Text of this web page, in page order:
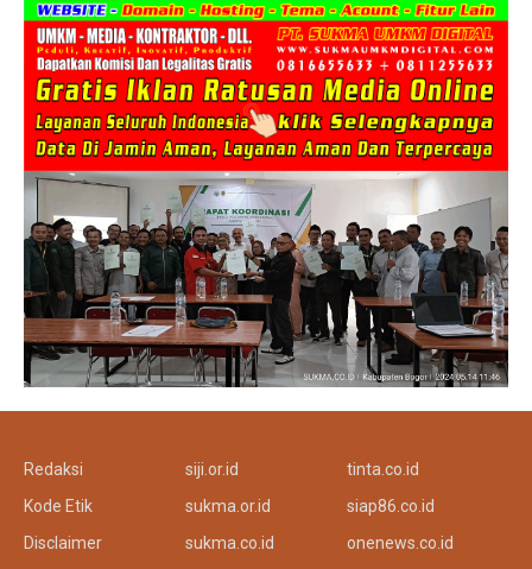
Redaksi
Kode Etik
Disclaimer
siji.or.id
sukma.or.id
sukma.co.id
tinta.co.id
siap86.co.id
onenews.co.id